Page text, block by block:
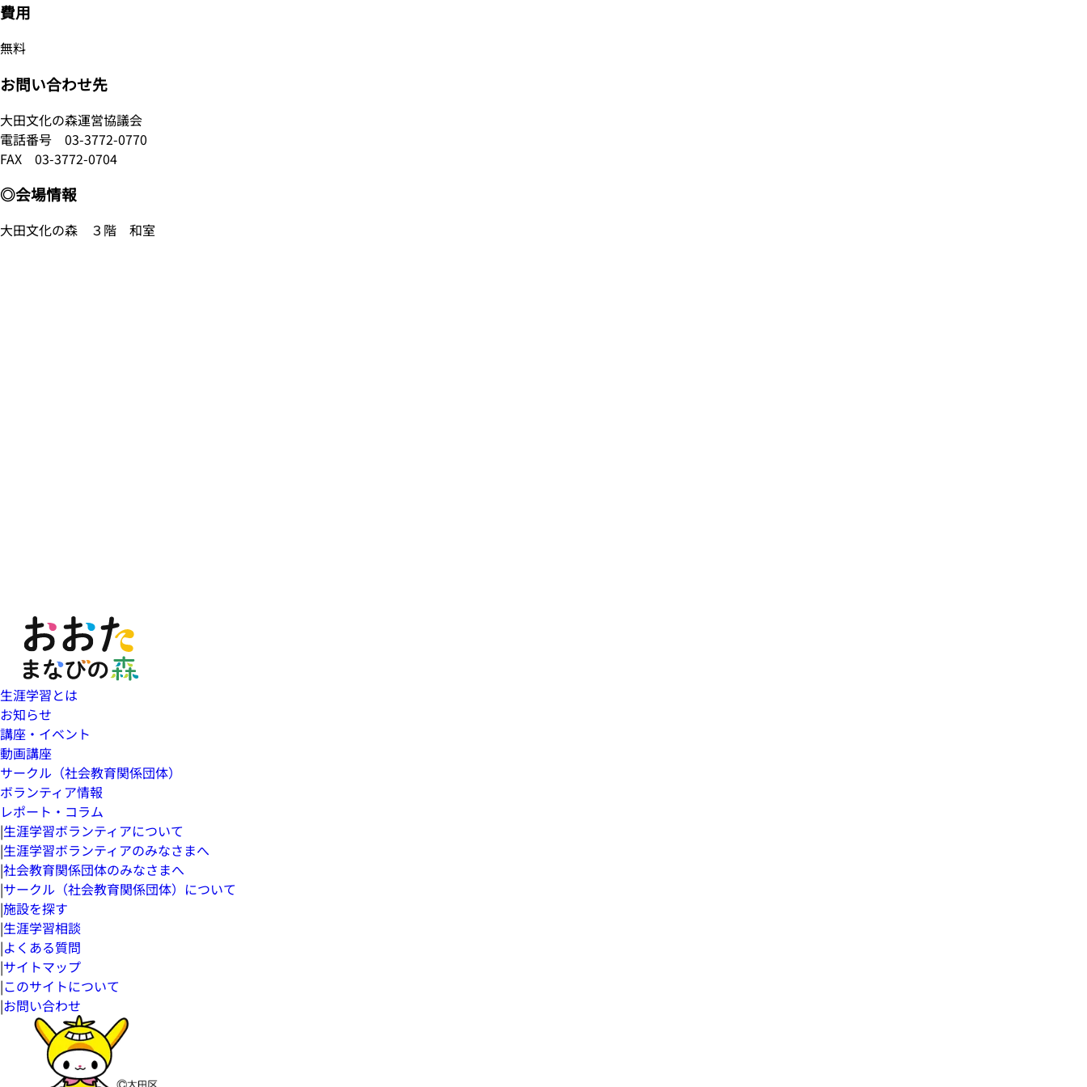
費用
無料
お問い合わせ先
大田文化の森運営協議会
電話番号 03-3772-0770
FAX 03-3772-0704
◎会場情報
大田文化の森 ３階 和室
生涯学習とは
お知らせ
講座・イベント
動画講座
サークル（社会教育関係団体）
ボランティア情報
レポート・コラム
|生涯学習ボランティアについて
|生涯学習ボランティアのみなさまへ
|社会教育関係団体のみなさまへ
|サークル（社会教育関係団体）について
|施設を探す
|生涯学習相談
|よくある質問
|サイトマップ
|このサイトについて
|お問い合わせ